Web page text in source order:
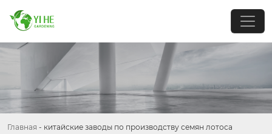
Главная - китайские заводы по производству семян лотоса